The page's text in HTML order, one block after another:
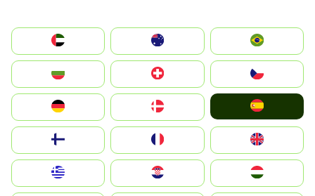
الإمارات العربية المتحدة
Switzerland
Deutschland
United Kingdom
Magyarország